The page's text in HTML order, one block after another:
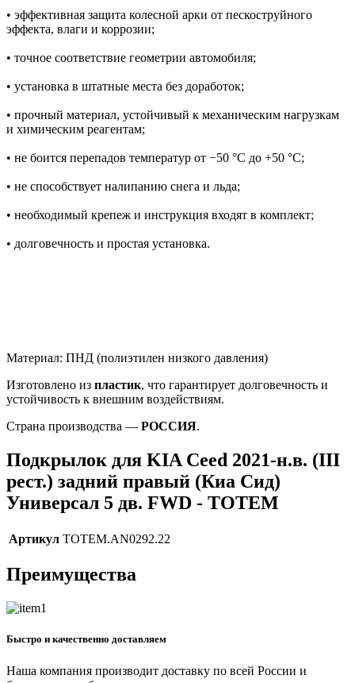
• эффективная защита колесной арки от пескоструйного
эффекта, влаги и коррозии;
• точное соответствие геометрии автомобиля;
• установка в штатные места без доработок;
• прочный материал, устойчивый к механическим нагрузкам
и химическим реагентам;
• не боится перепадов температур от −50 °C до +50 °C;
• не способствует налипанию снега и льда;
• необходимый крепеж и инструкция входят в комплект;
• долговечность и простая установка.
Материал: ПНД (полиэтилен низкого давления)
Изготовлено из пластик, что гарантирует долговечность и
устойчивость к внешним воздействиям.
Страна производства — РОССИЯ.
Подкрылок для KIA Ceed 2021-н.в. (III
рест.) задний правый (Киа Сид)
Универсал 5 дв. FWD - TOTEM
Артикул TOTEM.AN0292.22
Преимущества
Быстро и качественно доставляем
Наша компания производит доставку по всей России и